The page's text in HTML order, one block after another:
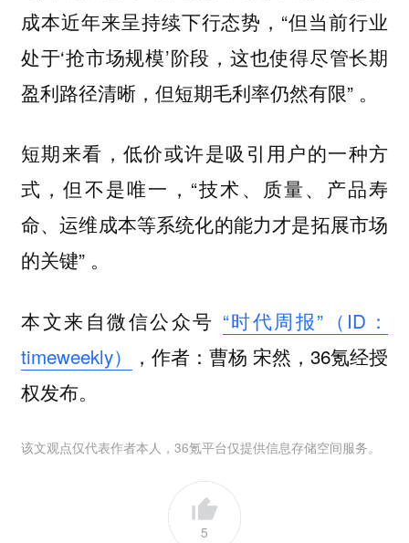
成本近年来呈持续下行态势，“但当前行业
处于‘抢市场规模’阶段，这也使得尽管长期
盈利路径清晰，但短期毛利率仍然有限” 。
短期来看，低价或许是吸引用户的一种方
式，但不是唯一，“技术、质量、产品寿
命、运维成本等系统化的能力才是拓展市场
的关键” 。
本文来自微信公众号 “时代周报”（ID：
timeweekly）
，作者：曹杨 宋然，36氪经授
权发布。
该文观点仅代表作者本人，36氪平台仅提供信息存储空间服务。
5